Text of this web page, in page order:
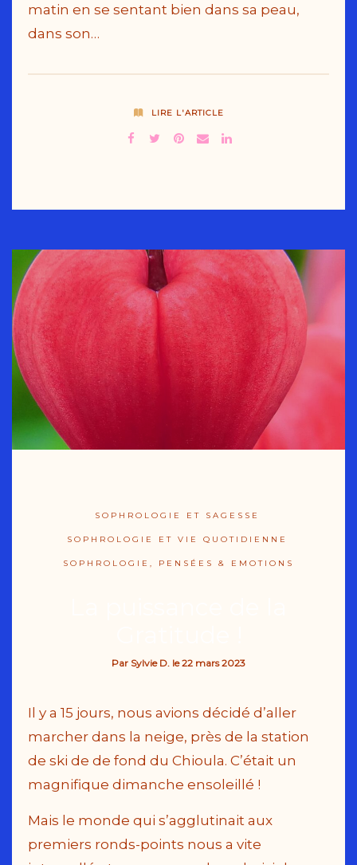
matin en se sentant bien dans sa peau,
dans son…
LIRE L'ARTICLE
SOPHROLOGIE ET SAGESSE
SOPHROLOGIE ET VIE QUOTIDIENNE
SOPHROLOGIE, PENSÉES & EMOTIONS
Par Sylvie D. le22 mars 2023
Il y a 15 jours, nous avions décidé d’aller
marcher dans la neige, près de la station
de ski de de fond du Chioula. C’était un
magnifique dimanche ensoleillé !
Mais le monde qui s’agglutinait aux
premiers ronds-points nous a vite